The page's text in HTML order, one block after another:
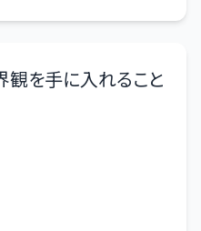
観を手に入れること